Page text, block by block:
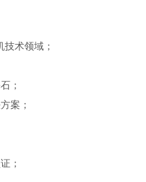
术领域；
；
案；
；